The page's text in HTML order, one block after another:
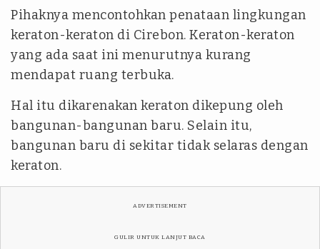
Pihaknya mencontohkan penataan lingkungan
keraton-keraton di Cirebon. Keraton-keraton
yang ada saat ini menurutnya kurang
mendapat ruang terbuka.
Hal itu dikarenakan keraton dikepung oleh
bangunan-bangunan baru. Selain itu,
bangunan baru di sekitar tidak selaras dengan
keraton.
ADVERTISEMENT
GULIR UNTUK LANJUT BACA